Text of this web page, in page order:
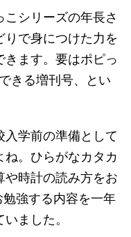
こシリーズの年長さ
りで身につけた力を
ます。要はポピっ
きる増刊号、とい
学前の準備として
。ひらがなカタカ
や時計の読み方をお
強する内容を一年
ました。